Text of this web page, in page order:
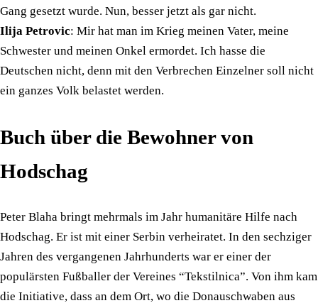
Gang gesetzt wurde. Nun, besser jetzt als gar nicht.
Ilija Petrovic: Mir hat man im Krieg meinen Vater, meine
Schwester und meinen Onkel ermordet. Ich hasse die
Deutschen nicht, denn mit den Verbrechen Einzelner soll nicht
ein ganzes Volk belastet werden.
Buch über die Bewohner von
Hodschag
Peter Blaha bringt mehrmals im Jahr humanitäre Hilfe nach
Hodschag. Er ist mit einer Serbin verheiratet. In den sechziger
Jahren des vergangenen Jahrhunderts war er einer der
populärsten Fußballer der Vereines “Tekstilnica”. Von ihm kam
die Initiative, dass an dem Ort, wo die Donauschwaben aus